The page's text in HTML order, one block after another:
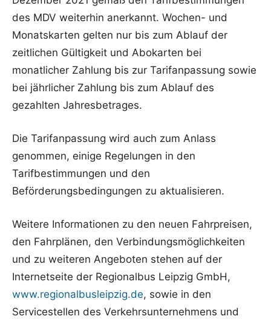
des MDV weiterhin anerkannt. Wochen- und
Monatskarten gelten nur bis zum Ablauf der
zeitlichen Gültigkeit und Abokarten bei
monatlicher Zahlung bis zur Tarifanpassung sowie
bei jährlicher Zahlung bis zum Ablauf des
gezahlten Jahresbetrages.
Die Tarifanpassung wird auch zum Anlass
genommen, einige Regelungen in den
Tarifbestimmungen und den
Beförderungsbedingungen zu aktualisieren.
Weitere Informationen zu den neuen Fahrpreisen,
den Fahrplänen, den Verbindungsmöglichkeiten
und zu weiteren Angeboten stehen auf der
Internetseite der Regionalbus Leipzig GmbH,
www.regionalbusleipzig.de, sowie in den
Servicestellen des Verkehrsunternehmens und